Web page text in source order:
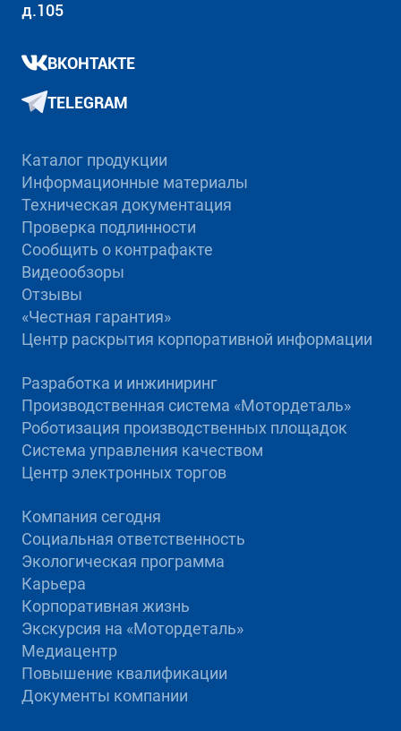
д.105
ВКОНТАКТЕ
TELEGRAM
Каталог продукции
Информационные материалы
Техническая документация
Проверка подлинности
Сообщить о контрафакте
Видеообзоры
Отзывы
«Честная гарантия»
Центр раскрытия корпоративной информации
Разработка и инжиниринг
Производственная система «Mотордеталь»
Роботизация производственных площадок
Система управления качеством
Центр электронных торгов
Компания сегодня
Социальная ответственность
Экологическая программа
Карьера
Корпоративная жизнь
Экскурсия на «Мотордеталь»
Медиацентр
Повышение квалификации
Документы компании